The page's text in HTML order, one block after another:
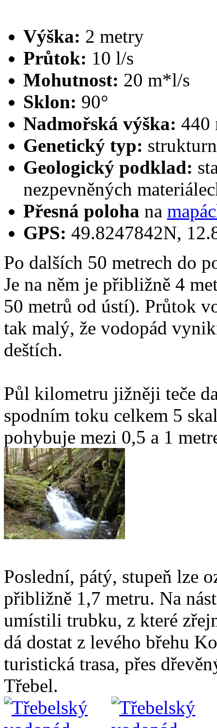
Výška: 2 metry
Průtok: 10 l/s
Mohutnost: 20 m*l/s
Sklon: 90°
Nadmořská výška: 440
Genetický typ:
Geologický podklad:
nezpevněných
Přesná poloha na
GPS: 49.8247842N,
Po dalších 50 metrech do
Je na něm je přibližně 4
50 metrů od ústí). Průtok
tak malý, že vodopád
deštích.
Půl kilometru jižněji teče
spodním toku celkem 5
pohybuje mezi 0,5 a 1
Poslední, pátý, stupeň lze
přibližně 1,7 metru. Na
umístili trubku, z které
dá dostat z levého břehu
turistická trasa, přes
Třebel.